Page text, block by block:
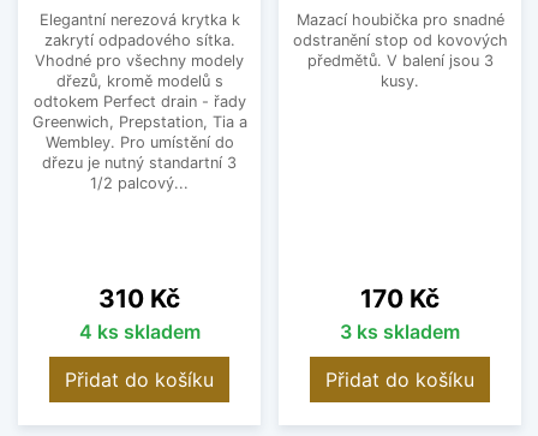
Elegantní nerezová krytka k
zakrytí odpadového sítka.
Vhodné pro všechny modely
dřezů, kromě modelů s
odtokem Perfect drain - řady
Greenwich, Prepstation, Tia a
Wembley. Pro umístění do
dřezu je nutný standartní 3
1/2 palcový...
Cena
310 Kč
4 ks skladem
Přidat do košíku
Mazací houbička pro snadné
odstranění stop od kovových
předmětů. V balení jsou 3
kusy.
Cena
170 Kč
3 ks skladem
Přidat do košíku